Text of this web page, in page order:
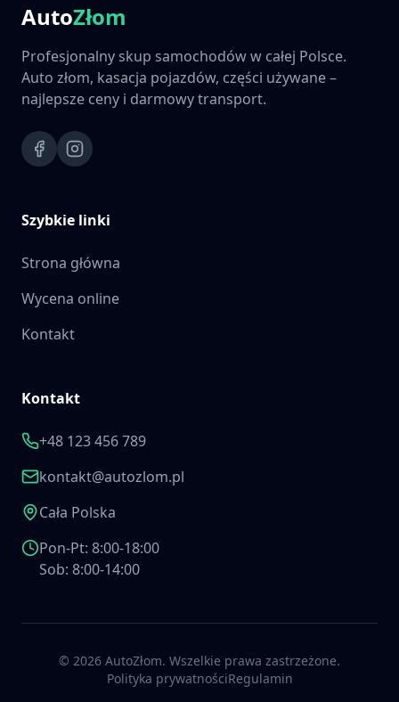
AutoZłom
Profesjonalny skup samochodów w całej Polsce.
Auto złom, kasacja pojazdów, części używane –
najlepsze ceny i darmowy transport.
Szybkie linki
Strona główna
Wycena online
Kontakt
Kontakt
+48 123 456 789
kontakt@autozlom.pl
Cała Polska
Pon-Pt: 8:00-18:00
Sob: 8:00-14:00
© 2026 AutoZłom. Wszelkie prawa zastrzeżone.
Polityka prywatnościRegulamin